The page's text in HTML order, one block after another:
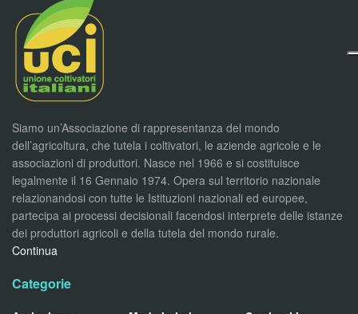
Siamo un’Associazione di rappresentanza del mondo
dell’agricoltura, che tutela i coltivatori, le aziende agricole e le
associazioni di produttori. Nasce nel 1966 e si costituisce
legalmente il 16 Gennaio 1974. Opera sul territorio nazionale
relazionandosi con tutte le Istituzioni nazionali ed europee,
partecipa ai processi decisionali facendosi interprete delle istanze
dei produttori agricoli e della tutela del mondo rurale.
Continua
Categorie